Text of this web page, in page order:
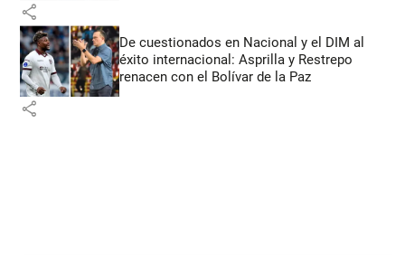
share
De cuestionados en Nacional y el DIM al
éxito internacional: Asprilla y Restrepo
renacen con el Bolívar de la Paz
share